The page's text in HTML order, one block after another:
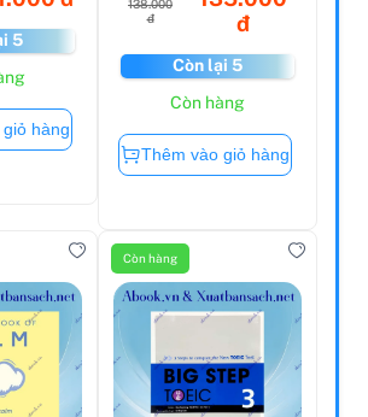
5
hàng
138.000
đ
đ
Còn lại 5
Còn hàng
Thêm vào giỏ hàng
Còn hàng